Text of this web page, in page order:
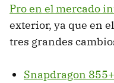
Pro en el mercado
exterior, ya que en
tres grandes
Snapdragon 855+